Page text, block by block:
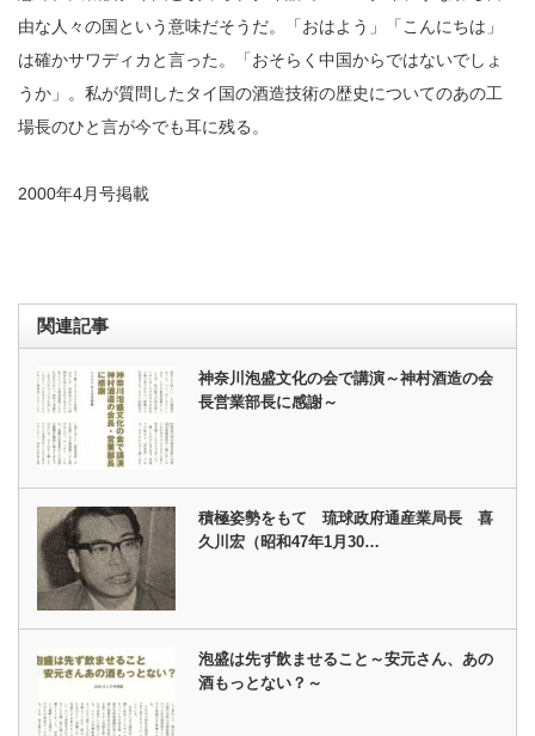
由な人々の国という意味だそうだ。「おはよう」「こんにちは」
は確かサワディカと言った。「おそらく中国からではないでしょ
うか」。私が質問したタイ国の酒造技術の歴史についてのあの工
場長のひと言が今でも耳に残る。
2000年4月号掲載
関連記事
神奈川泡盛文化の会で講演～神村酒造の会
長営業部長に感謝～
積極姿勢をもて 琉球政府通産業局長 喜
久川宏（昭和47年1月30…
泡盛は先ず飲ませること～安元さん、あの
酒もっとない？～